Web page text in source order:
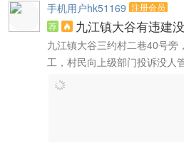
手机用户hk51169 注册会员
荐
 九江镇大谷有违建
九江镇大谷三约村二巷40号旁
工，村民向上级部门投诉没人